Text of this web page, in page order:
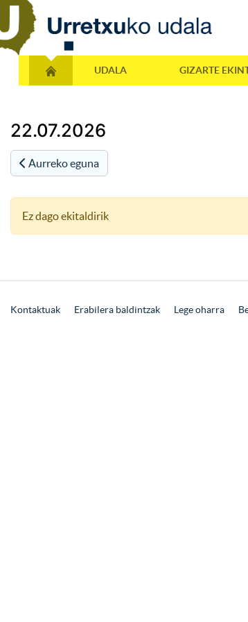
UDALA GIZARTE
22.07.2026
Aurreko eguna
Ez dago ekitaldirik
Kontaktuak Erabilera baldintzak Lege oharra